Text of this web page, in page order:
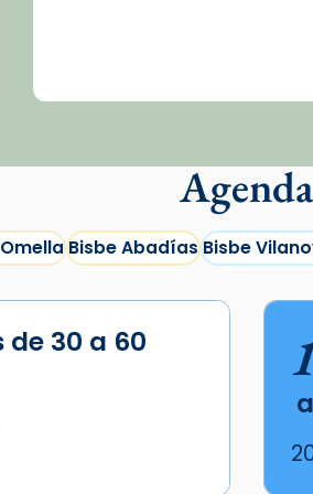
Agenda
Bisbe AbadíasBisbe
30 a 60